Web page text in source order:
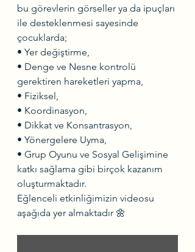
bu görevlerin görseller ya da ipuçları
ile desteklenmesi sayesinde
çocuklarda;
• Yer değiştirme,
• Denge ve Nesne kontrolü
gerektiren hareketleri yapma,
• Fiziksel,
• Koordinasyon,
• Dikkat ve Konsantrasyon,
• Yönergelere Uyma,
• Grup Oyunu ve Sosyal Gelişimine
katkı sağlama gibi birçok kazanım
oluşturmaktadır.
Eğlenceli etkinliğimizin videosu
aşağıda yer almaktadır 🌼